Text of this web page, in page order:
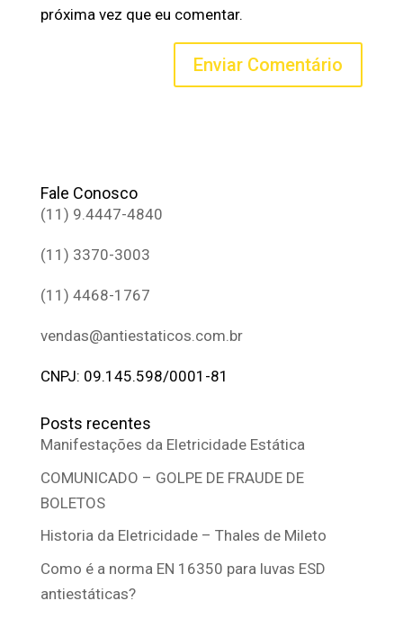
próxima vez que eu comentar.
Fale Conosco
(11) 9.4447-4840
(11) 3370-3003
(11) 4468-1767
vendas@antiestaticos.com.br
CNPJ: 09.145.598/0001-81
Posts recentes
Manifestações da Eletricidade Estática
COMUNICADO – GOLPE DE FRAUDE DE
BOLETOS
Historia da Eletricidade – Thales de Mileto
Como é a norma EN 16350 para luvas ESD
antiestáticas?